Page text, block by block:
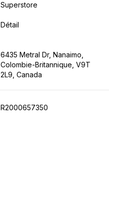
Superstore
Détail
6435 Metral Dr, Nanaimo,
Colombie-Britannique, V9T
2L9, Canada
R2000657350